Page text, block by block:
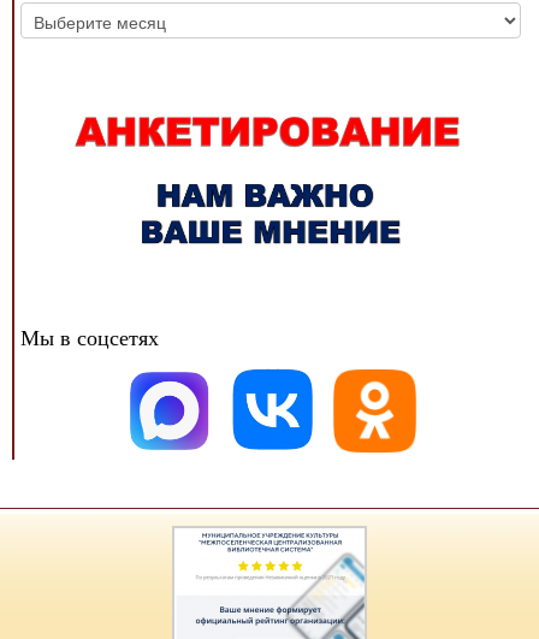
Архив
новостей
Мы в соцсетях